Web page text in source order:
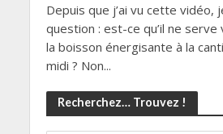
Depuis que j’ai vu cette vidéo,
question : est-ce qu’il ne
la boisson énergisante à la
midi ? Non...
Recherchez… Trouvez !